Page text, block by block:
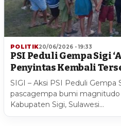
POLITIK20/06/2026 - 19:33
PSI Peduli Gempa Sigi
Penyintas Kembali
SIGI – Aksi PSI Peduli Gempa
pascagempa bumi
Kabupaten Sigi, Sulawesi…